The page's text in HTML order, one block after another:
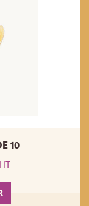
10
HT